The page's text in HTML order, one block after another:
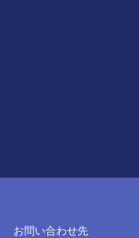
お問い合わせ先